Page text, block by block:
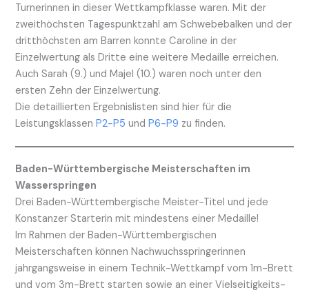
Turnerinnen in dieser Wettkampfklasse waren. Mit der
zweithöchsten Tagespunktzahl am Schwebebalken und der
dritthöchsten am Barren konnte Caroline in der
Einzelwertung als Dritte eine weitere Medaille erreichen.
Auch Sarah (9.) und Majel (10.) waren noch unter den
ersten Zehn der Einzelwertung.
Die detaillierten Ergebnislisten sind hier für die
LeistungsklassenP2-P5 undP6-P9 zu finden.
Baden-Württembergische Meisterschaften im
Wasserspringen
Drei Baden-Württembergische Meister-Titel und jede
Konstanzer Starterin mit mindestens einer Medaille!
Im Rahmen der Baden-Württembergischen
Meisterschaften können Nachwuchsspringerinnen
jahrgangsweise in einem Technik-Wettkampf vom 1m-Brett
und vom 3m-Brett starten sowie an einer Vielseitigkeits-